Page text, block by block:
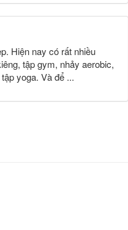
Hiện nay có rất nhiều
tập gym, nhảy aerobic,
yoga. Và để ...